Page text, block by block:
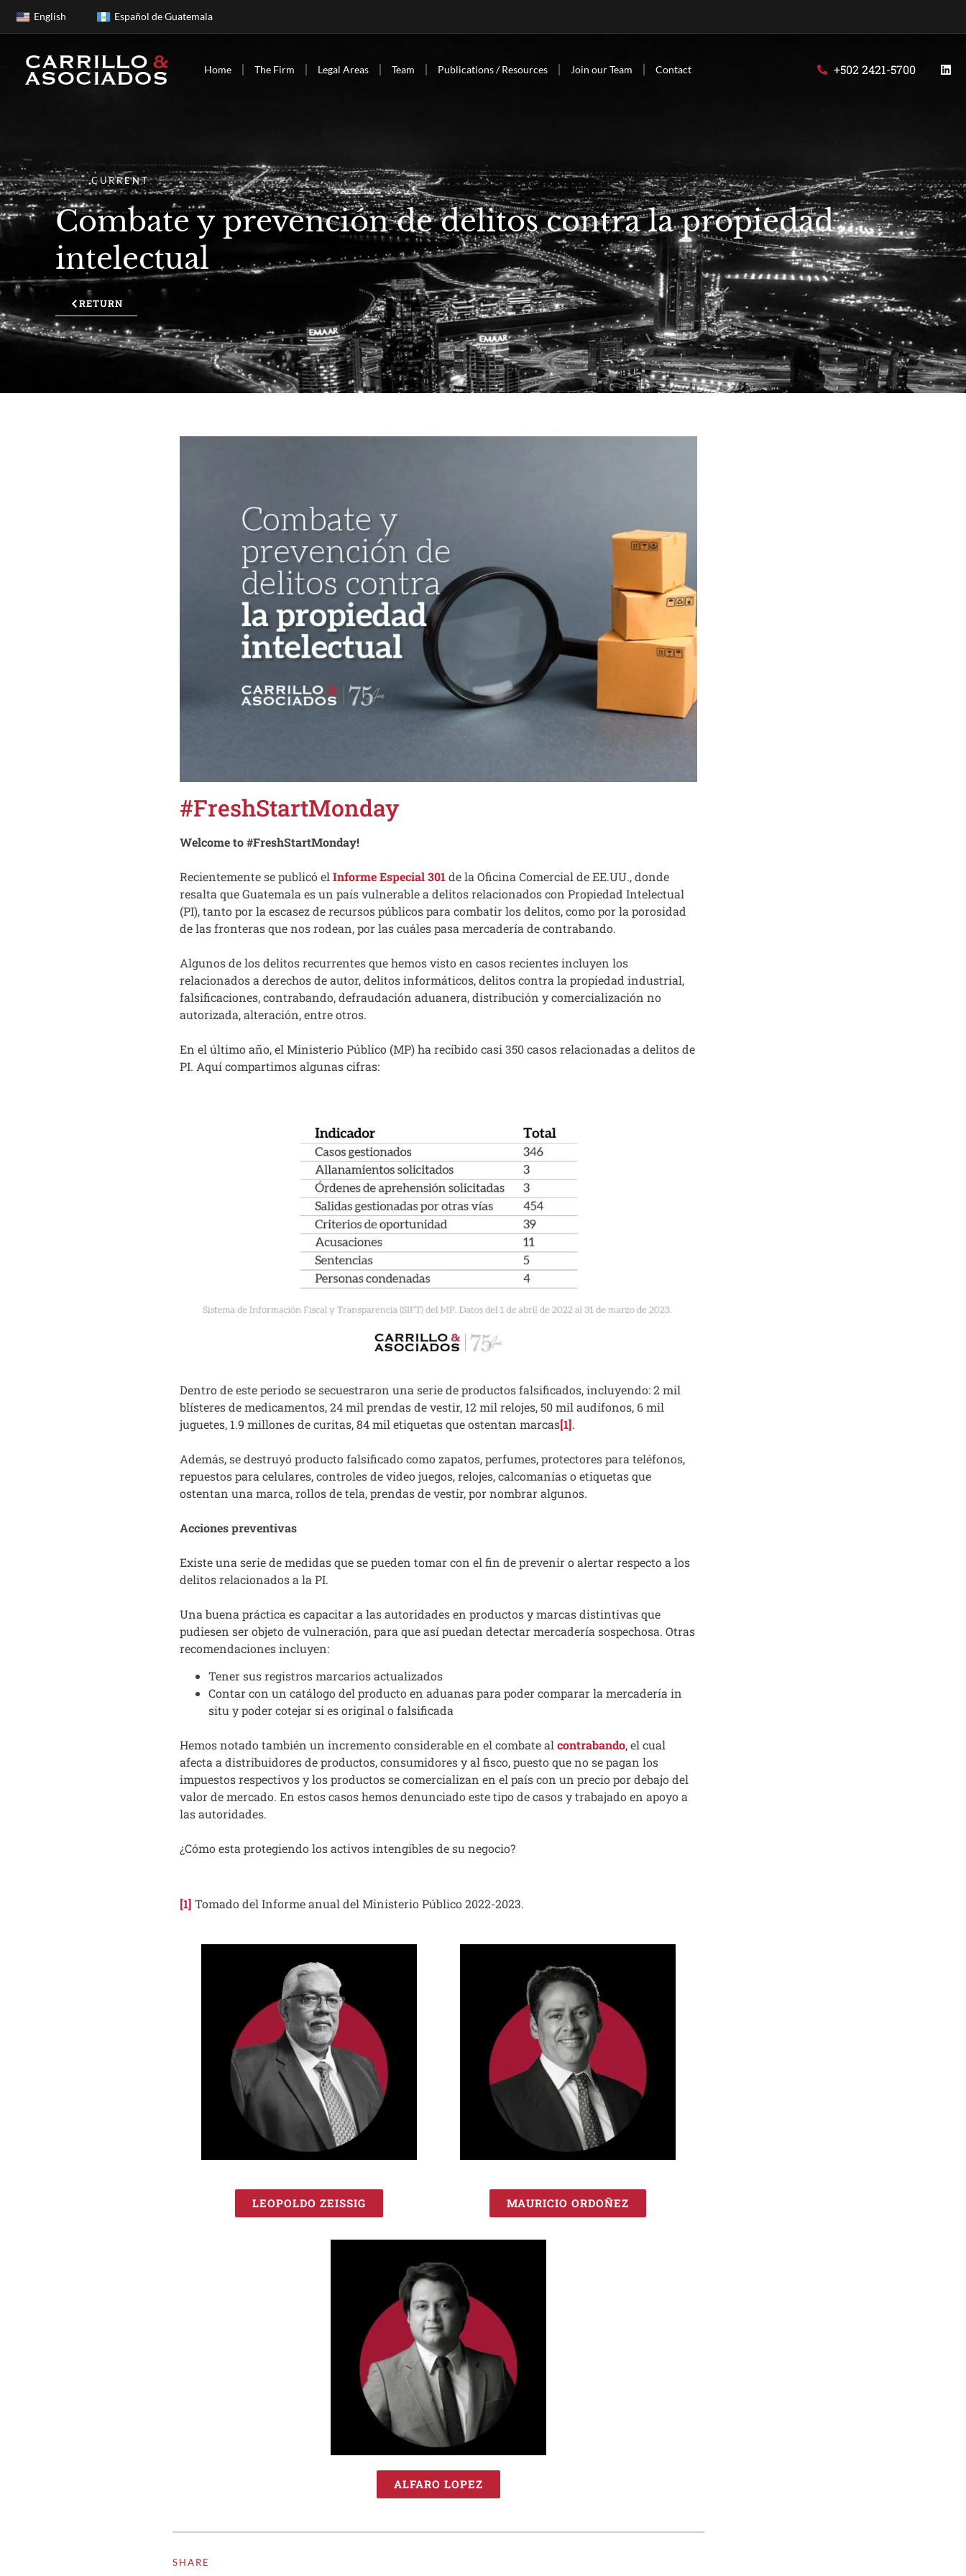
English Español de Guatemala
Home The Firm Legal Areas Team Publications / Resources Join our Team Contact +502 2421-5700
CURRENT
Combate y prevención de delitos contra la propiedad
intelectual
RETURN
#FreshStartMonday
Welcome to #FreshStartMonday!
Recientemente se publicó elInforme Especial 301de la Oficina Comercial de EE.UU., donde
resalta que Guatemala es un país vulnerable a delitos relacionados con Propiedad Intelectual
(PI), tanto por la escasez de recursos públicos para combatir los delitos, como por la porosidad
de las fronteras que nos rodean, por las cuáles pasa mercadería de contrabando.
Algunos de los delitos recurrentes que hemos visto en casos recientes incluyen los
relacionados a derechos de autor, delitos informáticos, delitos contra la propiedad industrial,
falsificaciones, contrabando, defraudación aduanera, distribución y comercialización no
autorizada, alteración, entre otros.
En el último año, el Ministerio Público (MP) ha recibido casi 350 casos relacionadas a delitos de
PI. Aquí compartimos algunas cifras:
Dentro de este periodo se secuestraron una serie de productos falsificados, incluyendo: 2 mil
blísteres de medicamentos, 24 mil prendas de vestir, 12 mil relojes, 50 mil audífonos, 6 mil
juguetes, 1.9 millones de curitas, 84 mil etiquetas que ostentan marcas[1].
Además, se destruyó producto falsificado como zapatos, perfumes, protectores para teléfonos,
repuestos para celulares, controles de video juegos, relojes, calcomanías o etiquetas que
ostentan una marca, rollos de tela, prendas de vestir, por nombrar algunos.
Acciones preventivas
Existe una serie de medidas que se pueden tomar con el fin de prevenir o alertar respecto a los
delitos relacionados a la PI.
Una buena práctica es capacitar a las autoridades en productos y marcas distintivas que
pudiesen ser objeto de vulneración, para que así puedan detectar mercadería sospechosa. Otras
recomendaciones incluyen:
Tener sus registros marcarios actualizados
Contar con un catálogo del producto en aduanas para poder comparar la mercadería in
situ y poder cotejar si es original o falsificada
Hemos notado también un incremento considerable en el combate alcontrabando, el cual
afecta a distribuidores de productos, consumidores y al fisco, puesto que no se pagan los
impuestos respectivos y los productos se comercializan en el país con un precio por debajo del
valor de mercado. En estos casos hemos denunciado este tipo de casos y trabajado en apoyo a
las autoridades.
¿Cómo esta protegiendo los activos intengibles de su negocio?
[1] Tomado del Informe anual del Ministerio Público 2022-2023.
LEOPOLDO ZEISSIG MAURICIO ORDOÑEZ
ALFARO LOPEZ
SHARE